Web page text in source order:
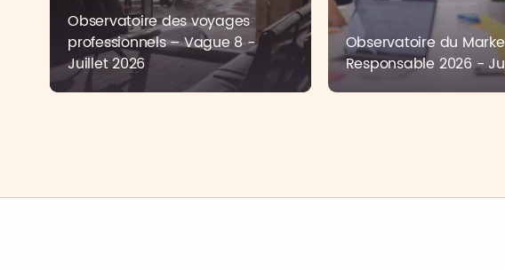
Observatoire des voyages
professionnels – Vague 8 -
Juillet 2026
Observatoire du
Responsable 2026 -